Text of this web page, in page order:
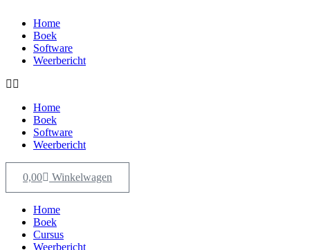
Home
Boek
Software
Weerbericht
Home
Boek
Software
Weerbericht
0,00 Winkelwagen
Home
Boek
Cursus
Weerbericht